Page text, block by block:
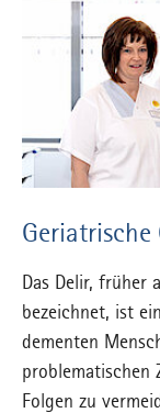
Geriatrische
Das Delir, früher
bezeichnet, ist
dementen
problematischen
Folgen zu